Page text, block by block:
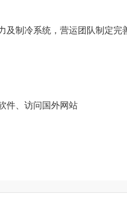
及制冷系统，营运团队制定
件、访问国外网站